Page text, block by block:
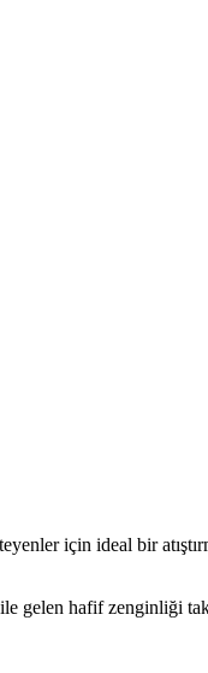
için ideal bir
gelen hafif zenginliği